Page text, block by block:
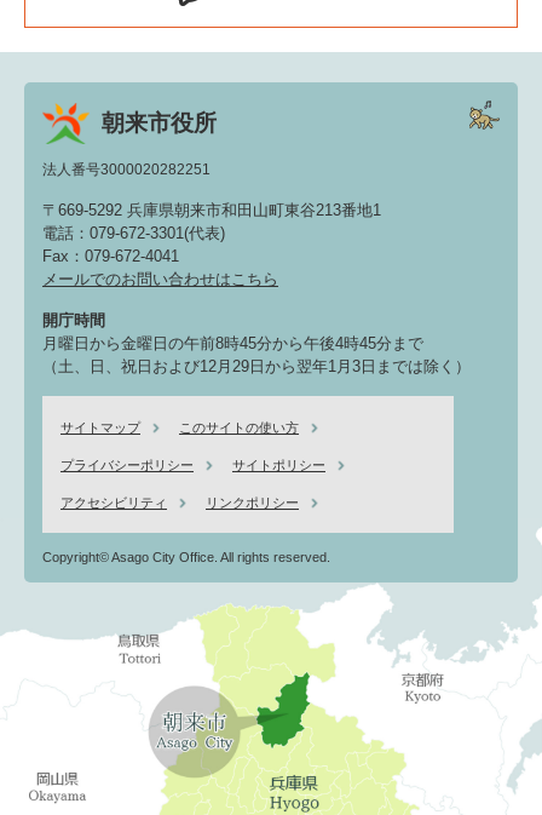
朝来市役所
法人番号3000020282251
〒669-5292 兵庫県朝来市和田山町東谷213番地1
電話：079-672-3301(代表)
Fax：079-672-4041
メールでのお問い合わせはこちら
開庁時間
月曜日から金曜日の午前8時45分から午後4時45分まで
（土、日、祝日および12月29日から翌年1月3日までは除く）
サイトマップ このサイトの使い方
プライバシーポリシー サイトポリシー
アクセシビリティ リンクポリシー
Copyright© Asago City Office. All rights reserved.